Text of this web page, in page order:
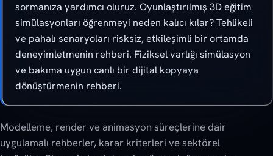
sormanıza yardımcı oluruz. Oyunlaştırılmış 3D eğitim
simülasyonları öğrenmeyi neden kalıcı kılar? Tehlikeli
ve pahalı senaryoları risksiz, etkileşimli bir ortamda
deneyimletmenin rehberi. Fiziksel varlığı simülasyon
ve bakıma uygun canlı bir dijital kopyaya
dönüştürmenin rehberi.
Modelleme, render ve animasyon süreçlerine dair
uygulamalı rehberler, karar kriterleri ve sektörel